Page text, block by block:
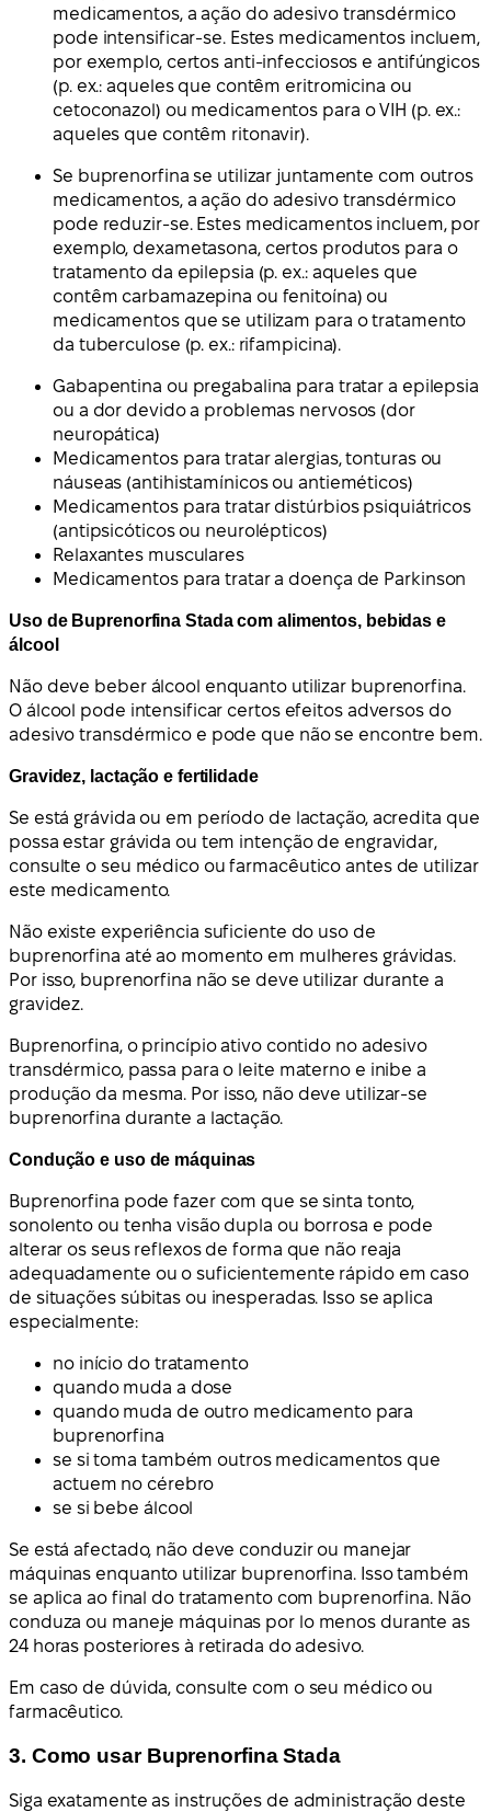
medicamentos, a ação do adesivo transdérmico
pode intensificar-se. Estes medicamentos incluem,
por exemplo, certos anti-infecciosos e antifúngicos
(p. ex.: aqueles que contêm eritromicina ou
cetoconazol) ou medicamentos para o VIH (p. ex.:
aqueles que contêm ritonavir).
Se buprenorfina se utilizar juntamente com outros
medicamentos, a ação do adesivo transdérmico
pode reduzir-se. Estes medicamentos incluem, por
exemplo, dexametasona, certos produtos para o
tratamento da epilepsia (p. ex.: aqueles que
contêm carbamazepina ou fenitoína) ou
medicamentos que se utilizam para o tratamento
da tuberculose (p. ex.: rifampicina).
Gabapentina ou pregabalina para tratar a epilepsia
ou a dor devido a problemas nervosos (dor
neuropática)
Medicamentos para tratar alergias, tonturas ou
náuseas (antihistamínicos ou antieméticos)
Medicamentos para tratar distúrbios psiquiátricos
(antipsicóticos ou neurolépticos)
Relaxantes musculares
Medicamentos para tratar a doença de Parkinson
Uso de Buprenorfina Stada com alimentos, bebidas e
álcool
Não deve beber álcool enquanto utilizar buprenorfina.
O álcool pode intensificar certos efeitos adversos do
adesivo transdérmico e pode que não se encontre bem.
Gravidez, lactação e fertilidade
Se está grávida ou em período de lactação, acredita que
possa estar grávida ou tem intenção de engravidar,
consulte o seu médico ou farmacêutico antes de utilizar
este medicamento.
Não existe experiência suficiente do uso de
buprenorfina até ao momento em mulheres grávidas.
Por isso, buprenorfina não se deve utilizar durante a
gravidez.
Buprenorfina, o princípio ativo contido no adesivo
transdérmico, passa para o leite materno e inibe a
produção da mesma. Por isso, não deve utilizar-se
buprenorfina durante a lactação.
Condução e uso de máquinas
Buprenorfina pode fazer com que se sinta tonto,
sonolento ou tenha visão dupla ou borrosa e pode
alterar os seus reflexos de forma que não reaja
adequadamente ou o suficientemente rápido em caso
de situações súbitas ou inesperadas. Isso se aplica
especialmente:
no início do tratamento
quando muda a dose
quando muda de outro medicamento para
buprenorfina
se si toma também outros medicamentos que
actuem no cérebro
se si bebe álcool
Se está afectado, não deve conduzir ou manejar
máquinas enquanto utilizar buprenorfina. Isso também
se aplica ao final do tratamento com buprenorfina. Não
conduza ou maneje máquinas por lo menos durante as
24 horas posteriores à retirada do adesivo.
Em caso de dúvida, consulte com o seu médico ou
farmacêutico.
3. Como usar Buprenorfina Stada
Siga exatamente as instruções de administração deste